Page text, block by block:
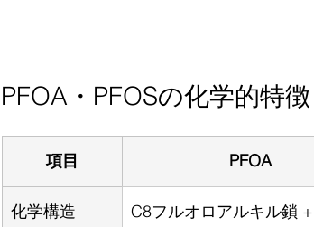
PFOA・PFOSの化学的特徴
項目 PFOA
化学構造
C8フルオロアルキル鎖